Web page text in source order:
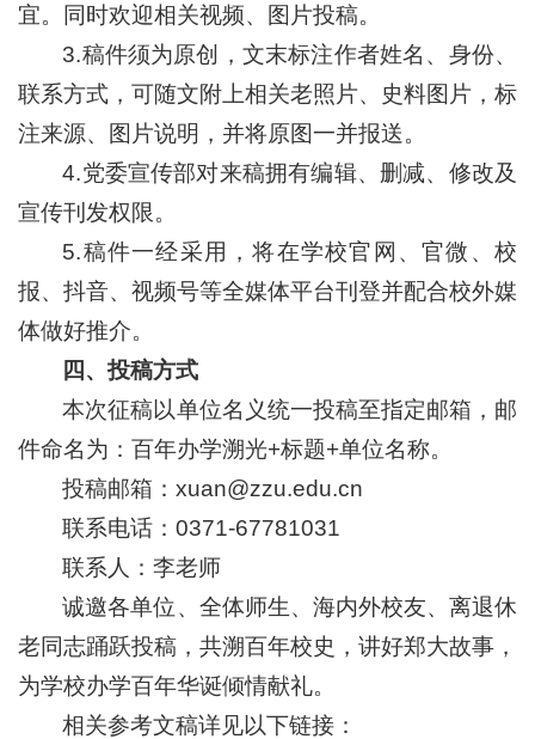
宜。同时欢迎相关视频、图片投稿。
3.稿件须为原创，文末标注作者姓名、身份、
联系方式，可随文附上相关老照片、史料图片，标
注来源、图片说明，并将原图一并报送。
4.党委宣传部对来稿拥有编辑、删减、修改及
宣传刊发权限。
5.稿件一经采用，将在学校官网、官微、校
报、抖音、视频号等全媒体平台刊登并配合校外媒
体做好推介。
四、投稿方式
本次征稿以单位名义统一投稿至指定邮箱，邮
件命名为：百年办学溯光+标题+单位名称。
投稿邮箱：xuan@zzu.edu.cn
联系电话：0371-67781031
联系人：李老师
诚邀各单位、全体师生、海内外校友、离退休
老同志踊跃投稿，共溯百年校史，讲好郑大故事，
为学校办学百年华诞倾情献礼。
相关参考文稿详见以下链接：